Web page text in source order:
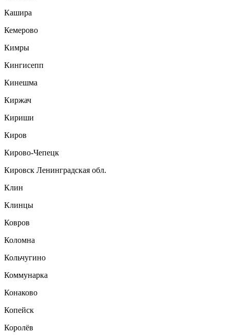
Кашира
Кемерово
Кимры
Кингисепп
Кинешма
Киржач
Кириши
Киров
Кирово-Чепецк
Кировск Ленинградская обл.
Клин
Клинцы
Ковров
Коломна
Кольчугино
Коммунарка
Конаково
Копейск
Королёв